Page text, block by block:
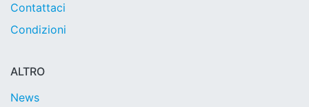
Contattaci
Condizioni
ALTRO
News